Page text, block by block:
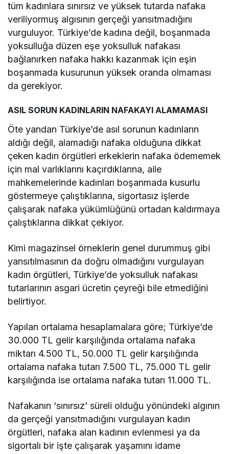
tüm kadınlara sınırsız ve yüksek tutarda nafaka
veriliyormuş algısının gerçeği yansıtmadığını
vurguluyor. Türkiye’de kadına değil, boşanmada
yoksulluğa düzen eşe yoksulluk nafakası
bağlanırken nafaka hakkı kazanmak için eşin
boşanmada kusurunun yüksek oranda olmaması
da gerekiyor.
ASIL SORUN KADINLARIN NAFAKAYI ALAMAMASI
Öte yandan Türkiye’de asıl sorunun kadınların
aldığı değil, alamadığı nafaka olduğuna dikkat
çeken kadın örgütleri erkeklerin nafaka ödememek
için mal varlıklarını kaçırdıklarına, aile
mahkemelerinde kadınları boşanmada kusurlu
göstermeye çalıştıklarına, sigortasız işlerde
çalışarak nafaka yükümlüğünü ortadan kaldırmaya
çalıştıklarına dikkat çekiyor.
Kimi magazinsel örneklerin genel durummuş gibi
yansıtılmasının da doğru olmadığını vurgulayan
kadın örgütleri, Türkiye’de yoksulluk nafakası
tutarlarının asgari ücretin çeyreği bile etmediğini
belirtiyor.
Yapılan ortalama hesaplamalara göre; Türkiye’de
30.000 TL gelir karşılığında ortalama nafaka
miktarı 4.500 TL, 50.000 TL gelir karşılığında
ortalama nafaka tutarı 7.500 TL, 75.000 TL gelir
karşılığında ise ortalama nafaka tutarı 11.000 TL.
Nafakanın ‘sınırsız’ süreli olduğu yönündeki algının
da gerçeği yansıtmadığını vurgulayan kadın
örgütleri, nafaka alan kadının evlenmesi ya da
sigortalı bir işte çalışarak yaşamını idame